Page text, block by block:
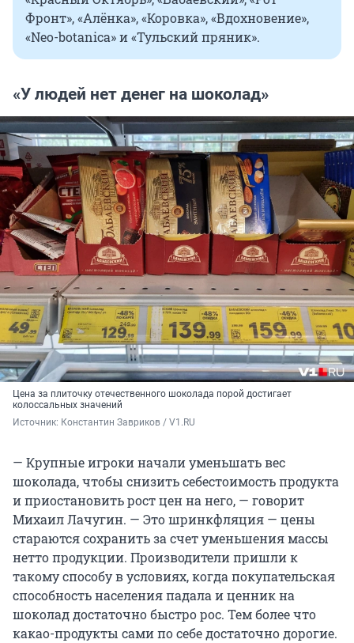
Фронт», «Алёнка», «Коровка», «Вдохновение»,
«Neo-botanica» и «Тульский пряник».
«У людей нет денег на шоколад»
Цена за плиточку отечественного шоколада порой достигает
колоссальных значений
Источник: Константин Завриков / V1.RU
— Крупные игроки начали уменьшать вес
шоколада, чтобы снизить себестоимость продукта
и приостановить рост цен на него, — говорит
Михаил Лачугин. — Это шринкфляция — цены
стараются сохранить за счет уменьшения массы
нетто продукции. Производители пришли к
такому способу в условиях, когда покупательская
способность населения падала и ценник на
шоколад достаточно быстро рос. Тем более что
какао-продукты сами по себе достаточно дорогие.